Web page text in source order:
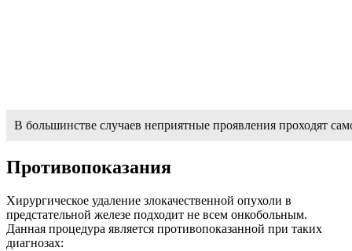
В большинстве случаев неприятные проявления проходят
Противопоказания
Хирургическое удаление злокачественной опухоли в
предстательной железе подходит не всем онкобольным.
Данная процедура является противопоказанной при таких
диагнозах: